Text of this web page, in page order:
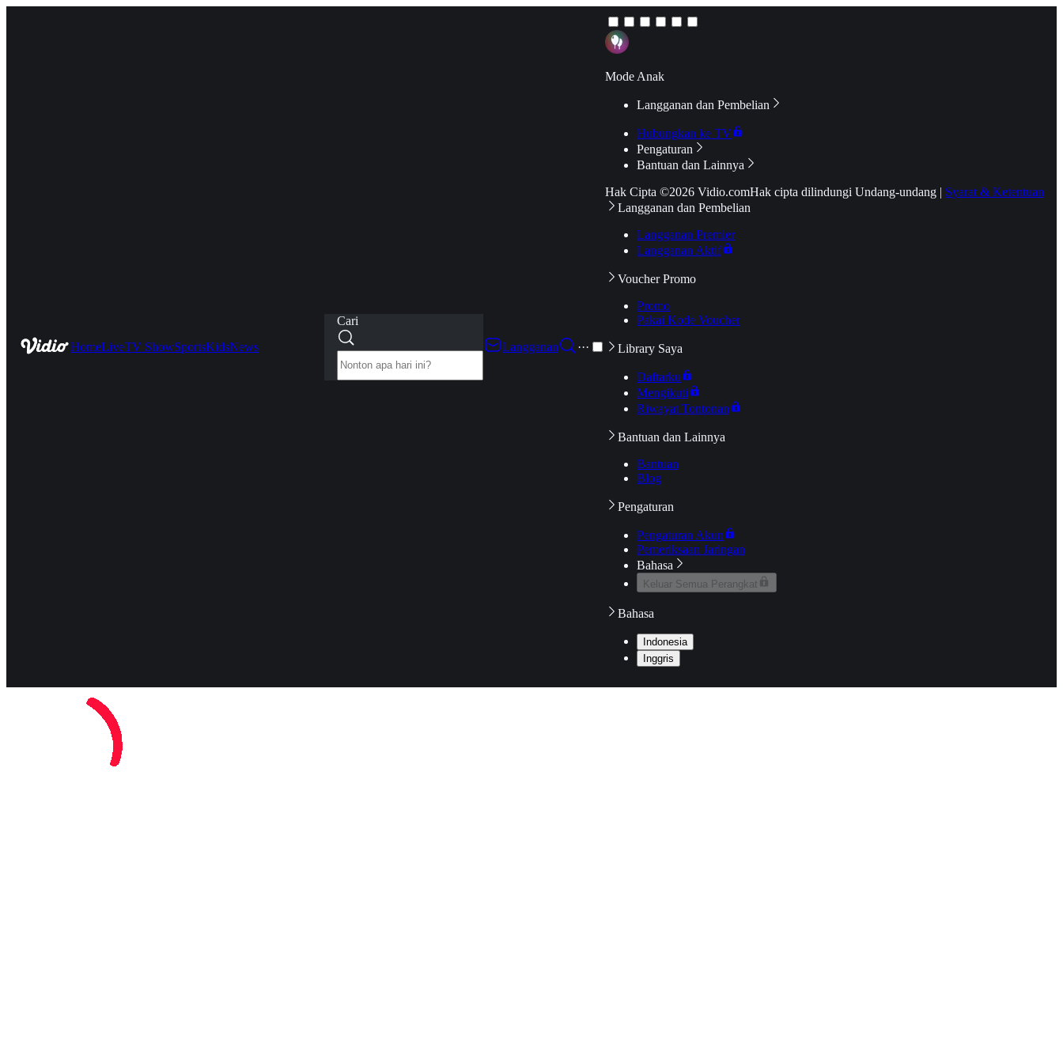
HomeLiveTV ShowSportsKidsNews
Cari
Langganan
···
Mode Anak
Langganan dan Pembelian
Hubungkan ke TV
Pengaturan
Bantuan dan Lainnya
Hak Cipta ©2026 Vidio.comHak cipta dilindungi Undang-undang | Syarat & Ketentuan
Langganan dan Pembelian
Langganan Premier
Langganan Aktif
Voucher Promo
Promo
Pakai Kode Voucher
Library Saya
Daftarku
Mengikuti
Riwayat Tontonan
Bantuan dan Lainnya
Bantuan
Blog
Pengaturan
Pengaturan Akun
Pemeriksaan Jaringan
Bahasa
Keluar Semua Perangkat
Bahasa
Indonesia
Inggris